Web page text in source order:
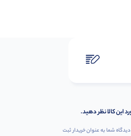
این کالا نظر دهید.
شما به عنوان خریدار ثبت